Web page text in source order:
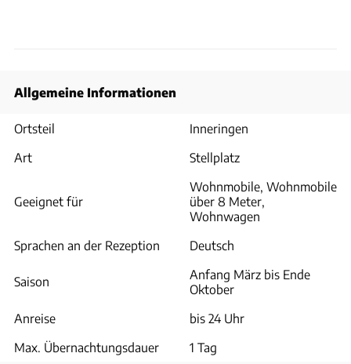
Allgemeine Informationen
Ortsteil
Inneringen
Art
Stellplatz
Geeignet für
Wohnmobile, Wohnmobile
über 8 Meter,
Wohnwagen
Sprachen an der Rezeption
Deutsch
Saison
Anfang März bis Ende
Oktober
Anreise
bis 24 Uhr
Max. Übernachtungsdauer
1 Tag